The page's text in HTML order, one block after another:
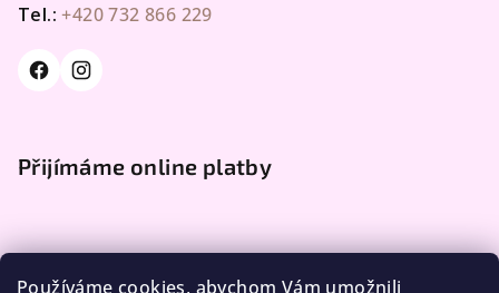
Používáme cookies, abychom Vám umožnili
Tel.: +420 732 866 229
Přijímáme online platby